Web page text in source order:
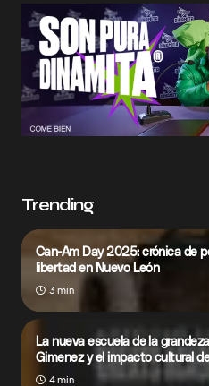
Trending
Can-Am Day 2025: crónica de
libertad en Nuevo León
3 min
La nueva escuela de la
Gimenez y el impacto cultural
4 min